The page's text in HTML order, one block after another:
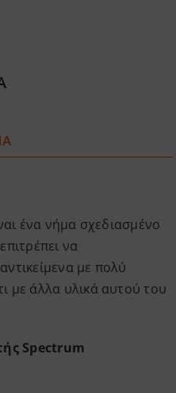
ένα νήμα σχεδιασμένο
να
με πολύ
με άλλα υλικά αυτού του
Spectrum